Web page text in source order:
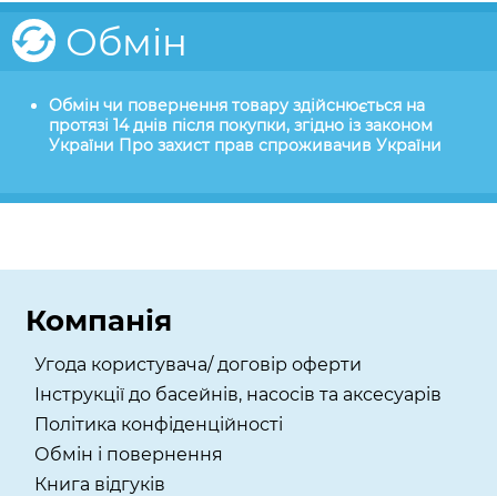
Обмін
Обмін чи повернення товару здійснюється на
протязі 14 днів після покупки, згідно із законом
України Про захист прав спроживачив України
Компанія
Угода користувача/ договір оферти
Інструкції до басейнів, насосів та аксесуарів
Політика конфіденційності
Обмін і повернення
Книга відгуків